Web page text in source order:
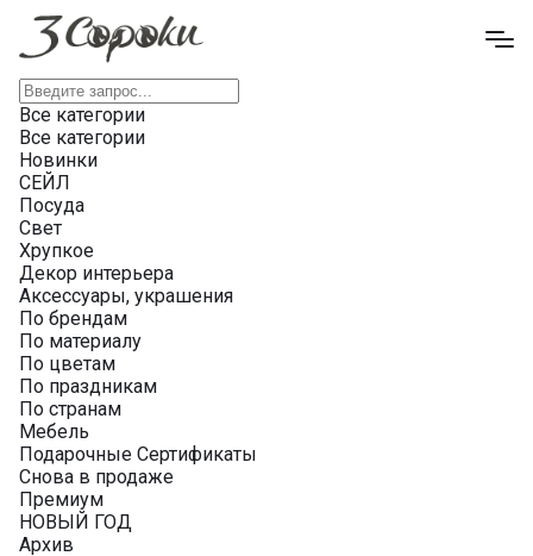
Все категории
Все категории
Новинки
СЕЙЛ
Посуда
Свет
Хрупкое
Декор интерьера
Аксессуары, украшения
По брендам
По материалу
По цветам
По праздникам
По странам
Мебель
Подарочные Сертификаты
Снова в продаже
Премиум
НОВЫЙ ГОД
Архив